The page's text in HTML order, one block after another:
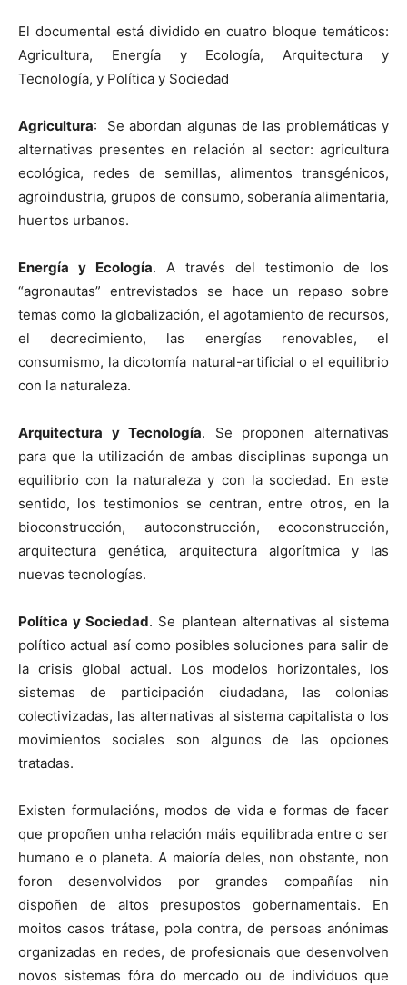
El documental está dividido en cuatro bloque temáticos:
Agricultura, Energía y Ecología, Arquitectura y
Tecnología, y Política y Sociedad
Agricultura: Se abordan algunas de las problemáticas y
alternativas presentes en relación al sector: agricultura
ecológica, redes de semillas, alimentos transgénicos,
agroindustria, grupos de consumo, soberanía alimentaria,
huertos urbanos.
Energía y Ecología. A través del testimonio de los
“agronautas” entrevistados se hace un repaso sobre
temas como la globalización, el agotamiento de recursos,
el decrecimiento, las energías renovables, el
consumismo, la dicotomía natural-artificial o el equilibrio
con la naturaleza.
Arquitectura y Tecnología. Se proponen alternativas
para que la utilización de ambas disciplinas suponga un
equilibrio con la naturaleza y con la sociedad. En este
sentido, los testimonios se centran, entre otros, en la
bioconstrucción, autoconstrucción, ecoconstrucción,
arquitectura genética, arquitectura algorítmica y las
nuevas tecnologías.
Política y Sociedad. Se plantean alternativas al sistema
político actual así como posibles soluciones para salir de
la crisis global actual. Los modelos horizontales, los
sistemas de participación ciudadana, las colonias
colectivizadas, las alternativas al sistema capitalista o los
movimientos sociales son algunos de las opciones
tratadas.
Existen formulacións, modos de vida e formas de facer
que propoñen unha relación máis equilibrada entre o ser
humano e o planeta. A maioría deles, non obstante, non
foron desenvolvidos por grandes compañías nin
dispoñen de altos presupostos gobernamentais. En
moitos casos trátase, pola contra, de persoas anónimas
organizadas en redes, de profesionais que desenvolven
novos sistemas fóra do mercado ou de individuos que